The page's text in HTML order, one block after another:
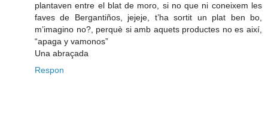
plantaven entre el blat de moro, si no que ni coneixem les
faves de Bergantiños, jejeje, t’ha sortit un plat ben bo,
m’imagino no?, perquè si amb aquets productes no es així,
“apaga y vamonos”
Una abraçada
Respon